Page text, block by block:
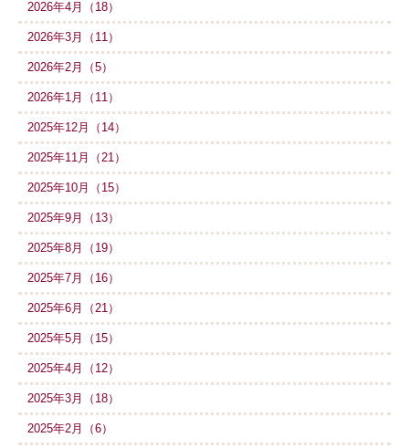
2026年4月（18）
2026年3月（11）
2026年2月（5）
2026年1月（11）
2025年12月（14）
2025年11月（21）
2025年10月（15）
2025年9月（13）
2025年8月（19）
2025年7月（16）
2025年6月（21）
2025年5月（15）
2025年4月（12）
2025年3月（18）
2025年2月（6）